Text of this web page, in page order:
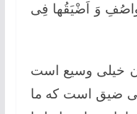
وَ اَضْیَقُها فِی
خیلی وسیع است
ضیق است که ما